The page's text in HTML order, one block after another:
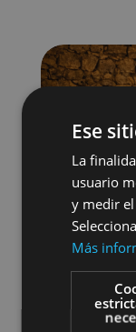
Ese
La
usuario
y medir
Más